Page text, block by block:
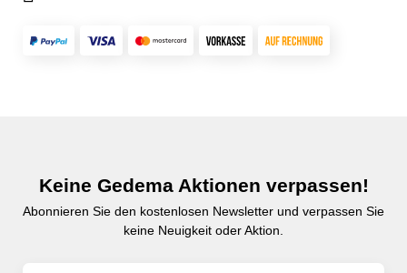
Keine Gedema Aktionen verpassen!
Abonnieren Sie den kostenlosen Newsletter und verpassen Sie
keine Neuigkeit oder Aktion.